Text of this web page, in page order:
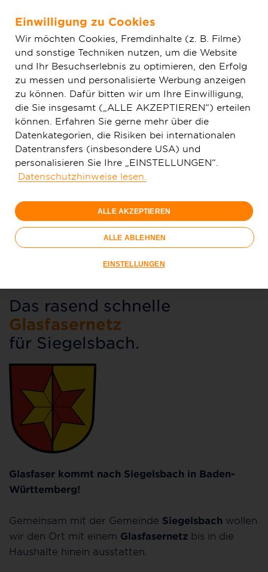
Zum Hauptinhalt springen
Glasfaser & Ausbau Ausbaugebiete
Württemberg
Siegelsbach
150 Mbit/s
29,99
€/Monat
Nur bis 15.09.
Jetzt bestellen
Glasfaser-
Das rasend schnelle
Glasfasernetz
für Siegelsbach.
Glasfaser kommt nach Siegelsbach in Baden-
Württemberg!
Gemeinsam mit der Gemeinde Siegelsbach wollen
wir den Ort mit einem Glasfasernetz bis in die
Haushalte hinein ausstatten.
Einwilligung zu Cookies
Wir möchten Cookies, Fremdinhalte (z. B. Filme)
und sonstige Techniken nutzen, um die Website
und Ihr Besuchserlebnis zu optimieren, den Erfolg
zu messen und personalisierte Werbung anzeigen
zu können. Dafür bitten wir um Ihre Einwilligung,
die Sie insgesamt („ALLE AKZEPTIEREN“) erteilen
können. Erfahren Sie gerne mehr über die
Datenkategorien, die Risiken bei internationalen
Datentransfers (insbesondere USA) und
personalisieren Sie Ihre „EINSTELLUNGEN“.
Datenschutzhinweise lesen.
ALLE AKZEPTIEREN
ALLE ABLEHNEN
EINSTELLUNGEN